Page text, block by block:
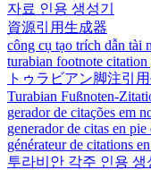
자료 인용 생성기
資源引用生成器
công cụ tạo trích dẫn tài
turabian footnote citation
トゥラビアン脚注引
Turabian Fußnoten-
gerador de citações em
generador de citas en
générateur de citations
투라비안 각주 인용 생